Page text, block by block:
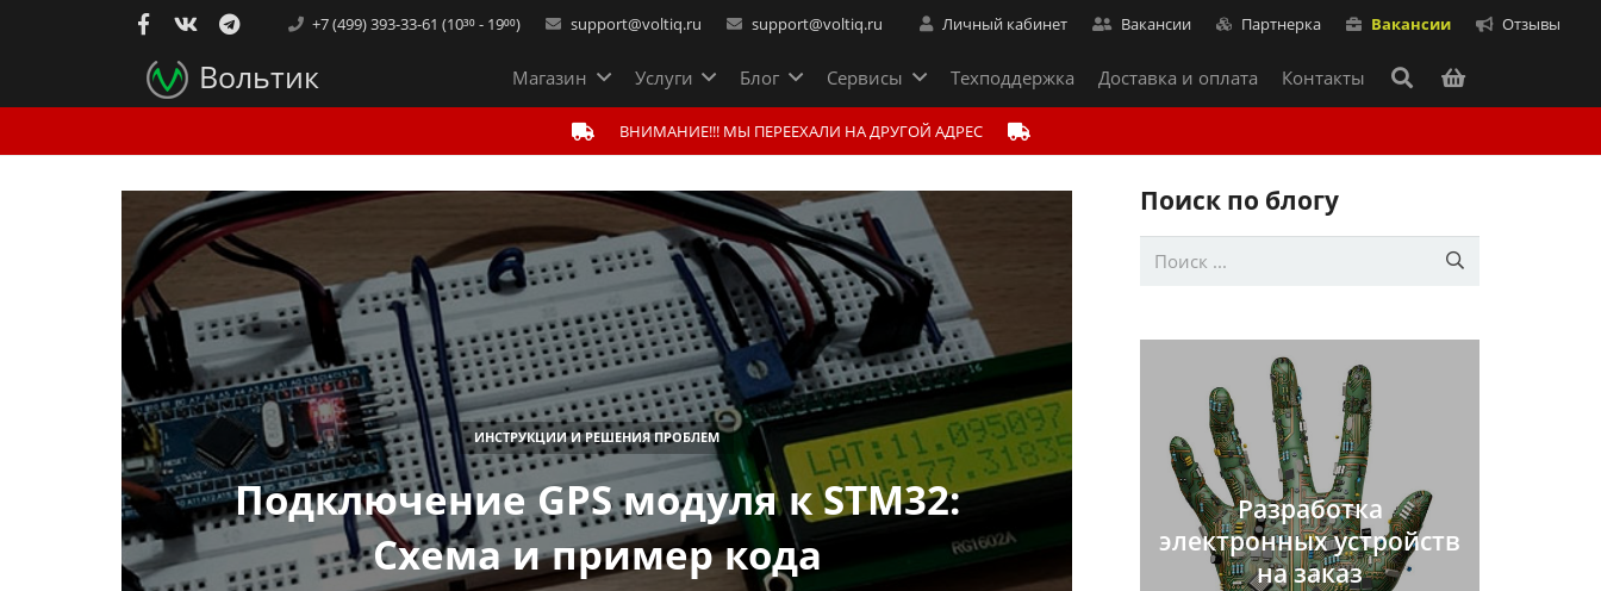
+7 (499) 393-33-61 (10³⁰ - 19⁰⁰) support@voltiq.ru support@voltiq.ru Личный кабинет Вакансии Партнерка Вакансии Отзывы
Вольтик Магазин Услуги Блог Сервисы Техподдержка Доставка и оплата Контакты
ВНИМАНИЕ!!! МЫ ПЕРЕЕХАЛИ НА ДРУГОЙ АДРЕС
Подключение GPS модуля к STM32:
Схема и пример кода
ИНСТРУКЦИИ И РЕШЕНИЯ ПРОБЛЕМ
Поиск по блогу
Разработка
электронных устройств
на заказ